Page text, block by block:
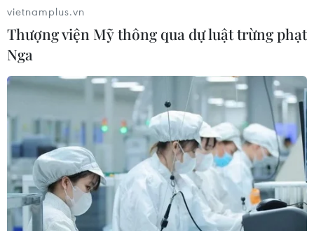
vietnamplus.vn
Thượng viện Mỹ thông qua dự luật trừng phạt
Nga